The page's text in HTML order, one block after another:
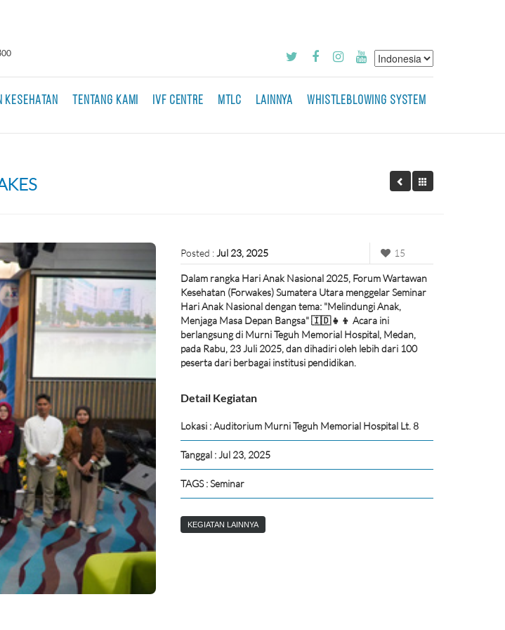
KESEHATAN TENTANG KAMI IVF CENTRE MTLC LAINNYA WHISTLEBLOWING SYSTEM
Posted :Jul 23, 2025 15
Dalam rangka Hari Anak Nasional 2025, Forum Wartawan
Kesehatan (Forwakes) Sumatera Utara menggelar Seminar
Hari Anak Nasional dengan tema: "Melindungi Anak,
Menjaga Masa Depan Bangsa" 🇮🇩👧👦 Acara ini
berlangsung di Murni Teguh Memorial Hospital, Medan,
pada Rabu, 23 Juli 2025, dan dihadiri oleh lebih dari 100
peserta dari berbagai institusi pendidikan.
Detail Kegiatan
Lokasi : Auditorium Murni Teguh Memorial Hospital Lt. 8
Tanggal : Jul 23, 2025
TAGS : Seminar
KEGIATAN LAINNYA